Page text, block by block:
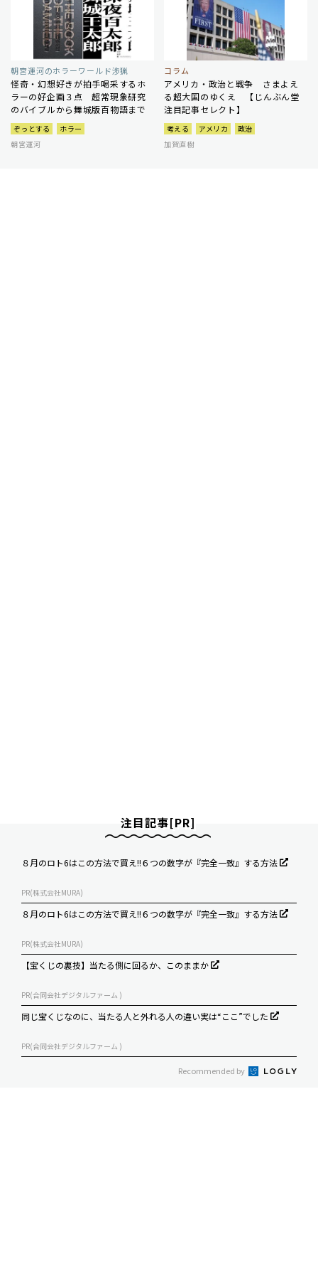
朝宮運河のホラーワールド渉猟
怪奇・幻想好きが拍手喝采するホ
ラーの好企画３点 超常現象研究
のバイブルから舞城版百物語まで
ぞっとする
ホラー
朝宮運河
コラム
アメリカ・政治と戦争 さまよえ
る超大国のゆくえ 【じんぶん堂
注目記事セレクト】
考える アメリカ
政治
加賀直樹
注目記事[PR]
８月のロト6はこの方法で買え!!６つの数字が『完全一致』する方法
PR(株式会社MURA)
８月のロト6はこの方法で買え!!６つの数字が『完全一致』する方法
PR(株式会社MURA)
【宝くじの裏技】当たる側に回るか、このままか
PR(合同会社デジタルファーム )
同じ宝くじなのに、当たる人と外れる人の違い実は“ここ”でした
PR(合同会社デジタルファーム )
Recommended by